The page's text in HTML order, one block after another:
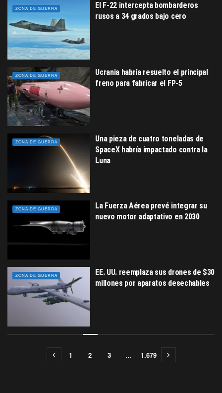
ZONA DE GUERRA
El F-22 intercepta bombarderos
rusos a 34 grados bajo cero
ZONA DE GUERRA
Ucrania habría resuelto el principal
freno para fabricar el FP-5
ZONA DE GUERRA
Una pieza de cuatro toneladas de
SpaceX habría impactado contra la
Luna
ZONA DE GUERRA
La Fuerza Aérea prevé integrar su
nuevo motor adaptativo en 2030
ZONA DE GUERRA
EE. UU. reemplaza sus drones de $30
millones por aparatos desechables
1 2 3 … 1.679